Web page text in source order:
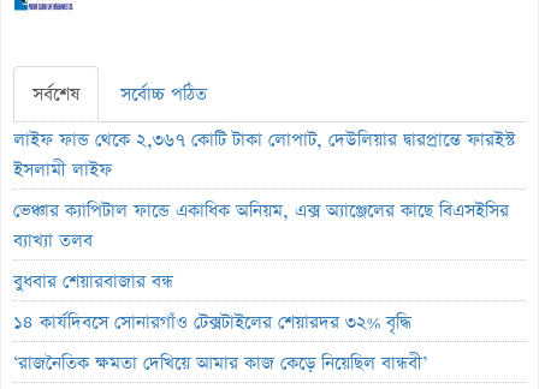
সর্বশেষ
সর্বোচ্চ পঠিত
লাইফ ফান্ড থেকে ২,৩৬৭ কোটি টাকা লোপাট, দেউলিয়ার দ্বারপ্রান্তে ফারইস্ট
ইসলামী লাইফ
ভেঞ্চার ক্যাপিটাল ফান্ডে একাধিক অনিয়ম, এক্স অ্যাঞ্জেলের কাছে বিএসইসির
ব্যাখ্যা তলব
বুধবার শেয়ারবাজার বন্ধ
১৪ কার্যদিবসে সোনারগাঁও টেক্সটাইলের শেয়ারদর ৩২% বৃদ্ধি
‘রাজনৈতিক ক্ষমতা দেখিয়ে আমার কাজ কেড়ে নিয়েছিল বান্ধবী’